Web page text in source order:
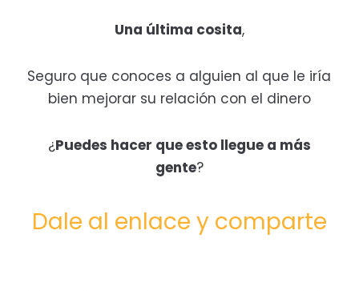
Una última cosita,
Seguro que conoces a alguien al que le iría
bien mejorar su relación con el dinero
¿Puedes hacer que esto llegue a más
gente?
Dale al enlace y comparte